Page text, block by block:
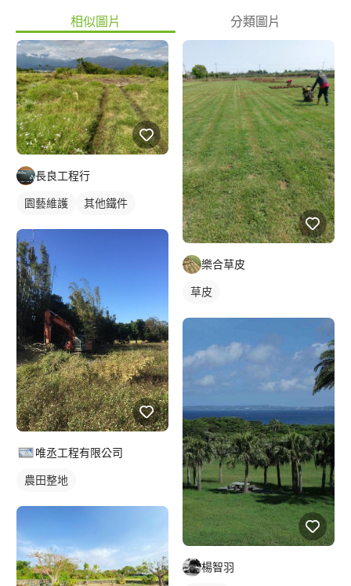
飼料及鮮食（選擇及品項不多建議自備）喂藥、特別需求需要加遛
等 如有其他需求皆歡迎訊息討論? 私訊討論需求及寵物狀態後會進
行量身計畫報價 ⚠️恕無法接待：過度吠叫、主動攻擊貓狗者 ⚠️無
提前告知個性造成嚴重大量物品毀損需酌收清潔及賠償費用 - 《到
府照護》 服務對象：全體型犬種、貓、鼠類、爬寵 基礎服務有每
日餵食、清理排泄環境、拍攝照片及狀況回報 可另外選擇附加服
務：視個性進行陪玩（如緊張不強迫）基礎身體護理、外出散步
（僅限狗狗）、擴大打掃範圍、過夜照護陪睡、必要就醫服務 如
有其他需求皆歡迎訊息討論? 私訊討論需求及寵物狀態後會進行量
身計畫報價 服務開始前約一天進行寵物認識及主人會面交接 - 《付
費中途送養》 服務對象：全體型犬種、貓 為了保障中途的貓狗有
得到妥善的訓練及照護陪伴，空位有限歡迎詢問 居家訓練僅限中
途的狗狗，貓咪視情況做日常減敏 私訊聊聊貓狗性格及需求方式
後會進行報價 ⚠️恕無法接待：主動攻擊貓狗、嚴重吠叫者 - 《代遛
服務》 有地區限制為新北三重蘆洲區、台北市部分區域 可訊息詢
問討論
相似圖片 分類圖片
長良工程行
園藝維護 其他鐵件
唯丞工程有限公司
農田整地
樂合草皮
草皮
楊智羽